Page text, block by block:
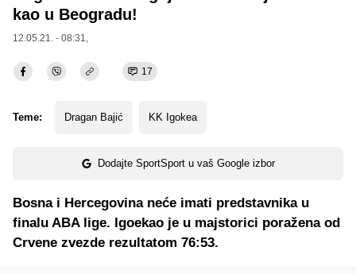
kao u Beogradu!
12.05.21. - 08:31,
17
Teme: Dragan Bajić KK Igokea
Dodajte SportSport u vaš Google izbor
Bosna i Hercegovina neće imati predstavnika u
finalu ABA lige. Igoekao je u majstorici poražena od
Crvene zvezde rezultatom 76:53.